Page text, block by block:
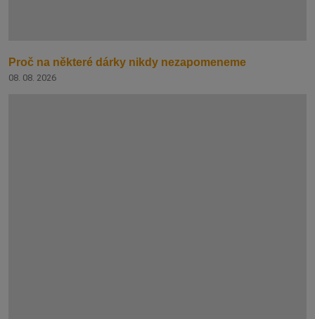
Proč na některé dárky nikdy nezapomeneme
08. 08. 2026